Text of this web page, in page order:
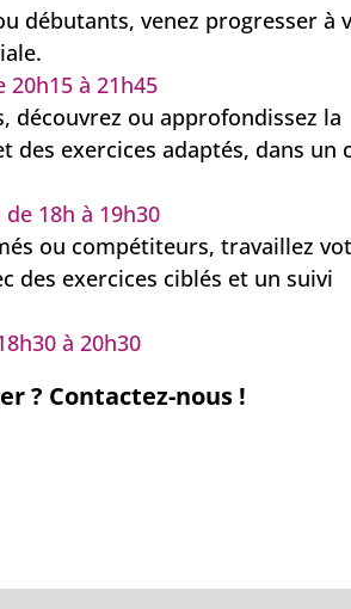
débutants, venez progresser à
20h15 à 21h45
découvrez ou approfondissez la
exercices adaptés, dans un
18h à 19h30
ou compétiteurs, travaillez
des exercices ciblés et un suivi
à 20h30
? Contactez-nous !